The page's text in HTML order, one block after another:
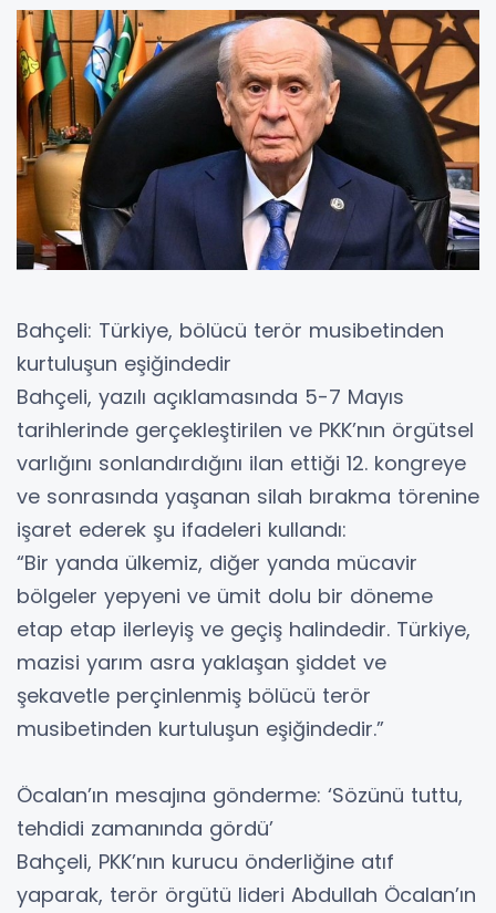
Bahçeli: Türkiye, bölücü terör musibetinden
kurtuluşun eşiğindedir
Bahçeli, yazılı açıklamasında 5-7 Mayıs
tarihlerinde gerçekleştirilen ve PKK’nın örgütsel
varlığını sonlandırdığını ilan ettiği 12. kongreye
ve sonrasında yaşanan silah bırakma törenine
işaret ederek şu ifadeleri kullandı:
“Bir yanda ülkemiz, diğer yanda mücavir
bölgeler yepyeni ve ümit dolu bir döneme
etap etap ilerleyiş ve geçiş halindedir. Türkiye,
mazisi yarım asra yaklaşan şiddet ve
şekavetle perçinlenmiş bölücü terör
musibetinden kurtuluşun eşiğindedir.”
Öcalan’ın mesajına gönderme: ‘Sözünü tuttu,
tehdidi zamanında gördü’
Bahçeli, PKK’nın kurucu önderliğine atıf
yaparak, terör örgütü lideri Abdullah Öcalan’ın